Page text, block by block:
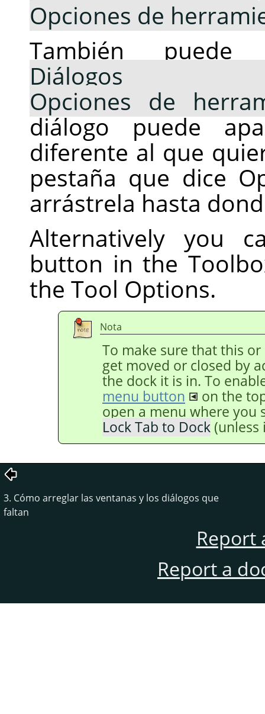
Opciones de
También
Diálogos
Opciones de
diálogo puede
diferente al que
pestaña que dice
arrástrela hasta
Alternatively you
button in the
the Tool Options.
Nota
To make sure that this
get moved or closed by
the dock it is in. To
menu button
on the
open a menu where you
Lock Tab to Dock (unless
3. Cómo arreglar las ventanas y los diálogos que
faltan
Report
Report a